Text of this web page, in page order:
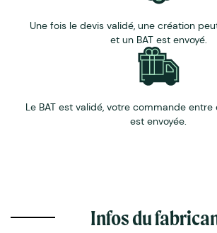
Une fois le devis validé, une création
et un BAT est envoyé.
Le BAT est validé, votre commande
est envoyée.
Infos du